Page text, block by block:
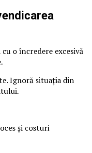
o încredere excesivă
Ignoră situația din
și costuri